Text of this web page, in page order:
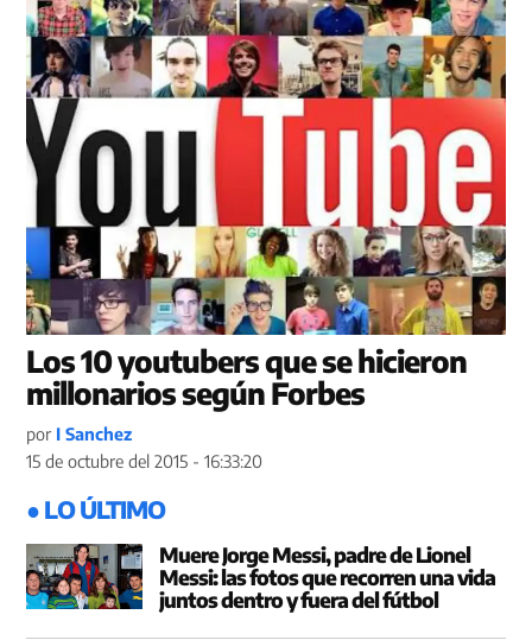
Los 10 youtubers que se hicieron
millonarios según Forbes
por I Sanchez
15 de octubre del 2015 - 16:33:20
● LO ÚLTIMO
Muere Jorge Messi, padre de Lionel
Messi: las fotos que recorren una vida
juntos dentro y fuera del fútbol